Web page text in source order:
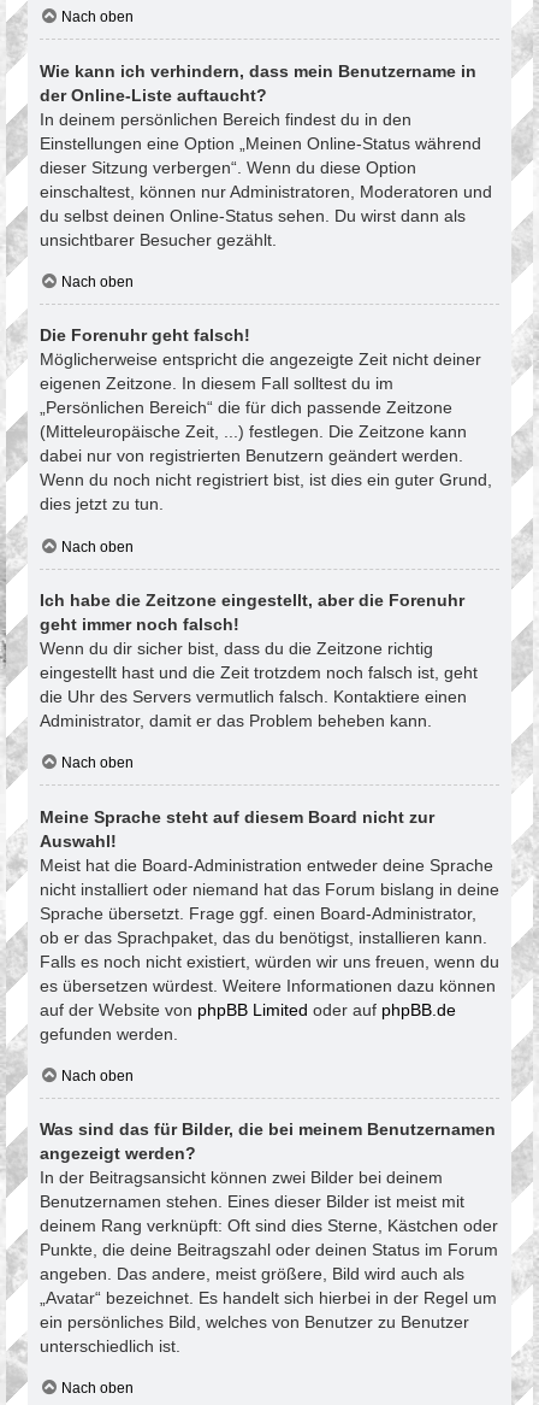
Nach oben
Wie kann ich verhindern, dass mein Benutzername in
der Online-Liste auftaucht?
In deinem persönlichen Bereich findest du in den
Einstellungen eine Option „Meinen Online-Status während
dieser Sitzung verbergen“. Wenn du diese Option
einschaltest, können nur Administratoren, Moderatoren und
du selbst deinen Online-Status sehen. Du wirst dann als
unsichtbarer Besucher gezählt.
Nach oben
Die Forenuhr geht falsch!
Möglicherweise entspricht die angezeigte Zeit nicht deiner
eigenen Zeitzone. In diesem Fall solltest du im
„Persönlichen Bereich“ die für dich passende Zeitzone
(Mitteleuropäische Zeit, ...) festlegen. Die Zeitzone kann
dabei nur von registrierten Benutzern geändert werden.
Wenn du noch nicht registriert bist, ist dies ein guter Grund,
dies jetzt zu tun.
Nach oben
Ich habe die Zeitzone eingestellt, aber die Forenuhr
geht immer noch falsch!
Wenn du dir sicher bist, dass du die Zeitzone richtig
eingestellt hast und die Zeit trotzdem noch falsch ist, geht
die Uhr des Servers vermutlich falsch. Kontaktiere einen
Administrator, damit er das Problem beheben kann.
Nach oben
Meine Sprache steht auf diesem Board nicht zur
Auswahl!
Meist hat die Board-Administration entweder deine Sprache
nicht installiert oder niemand hat das Forum bislang in deine
Sprache übersetzt. Frage ggf. einen Board-Administrator,
ob er das Sprachpaket, das du benötigst, installieren kann.
Falls es noch nicht existiert, würden wir uns freuen, wenn du
es übersetzen würdest. Weitere Informationen dazu können
auf der Website von phpBB Limited oder auf phpBB.de
gefunden werden.
Nach oben
Was sind das für Bilder, die bei meinem Benutzernamen
angezeigt werden?
In der Beitragsansicht können zwei Bilder bei deinem
Benutzernamen stehen. Eines dieser Bilder ist meist mit
deinem Rang verknüpft: Oft sind dies Sterne, Kästchen oder
Punkte, die deine Beitragszahl oder deinen Status im Forum
angeben. Das andere, meist größere, Bild wird auch als
„Avatar“ bezeichnet. Es handelt sich hierbei in der Regel um
ein persönliches Bild, welches von Benutzer zu Benutzer
unterschiedlich ist.
Nach oben